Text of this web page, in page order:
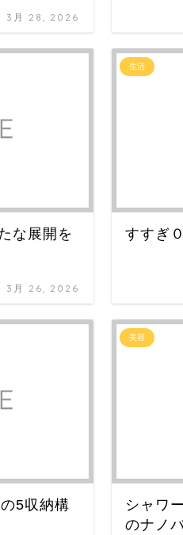
3月 28, 2026
な展開を
3月 26, 2026
生活
すすぎ
5収納構
美容
シャワ
のナノ